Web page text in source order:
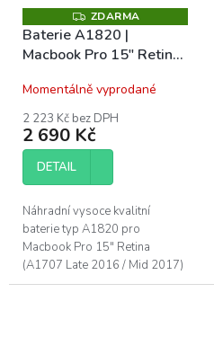
Z
D
A
R
ZDARMA
Baterie A1820 |
Macbook Pro 15" Retina
2017)
Momentálně vyprodané
2 223 Kč bez DPH
2 690 Kč
DETAIL
Náhradní vysoce kvalitní
baterie typ A1820 pro
Macbook Pro 15" Retina
(A1707 Late 2016 / Mid 2017)
Naše baterie mají CE, FC a